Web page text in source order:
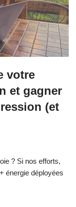
votre
et gagner
(et
? Si nos efforts,
énergie déployées